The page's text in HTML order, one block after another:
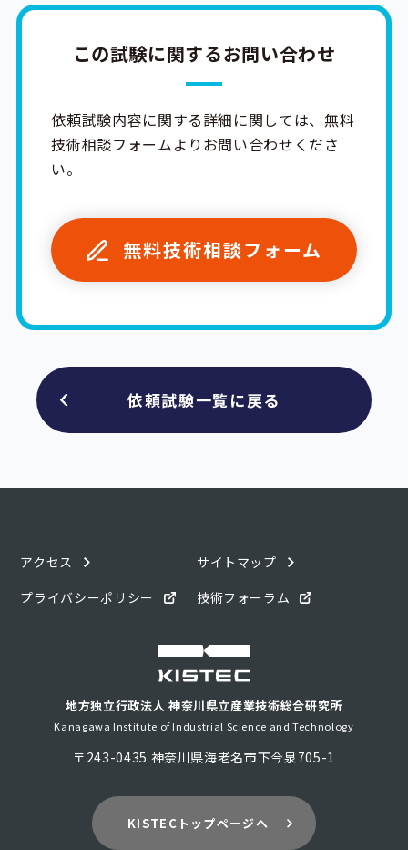
この試験に関するお問い合わせ
依頼試験内容に関する詳細に関しては、無料
技術相談フォームよりお問い合わせくださ
い。
無料技術相談フォーム
依頼試験一覧に戻る
アクセス
サイトマップ
プライバシーポリシー
技術フォーラム
地方独立行政法人 神奈川県立産業技術総合研究所
Kanagawa Institute of Industrial Science and Technology
〒243-0435 神奈川県海老名市下今泉705-1
KISTECトップページへ